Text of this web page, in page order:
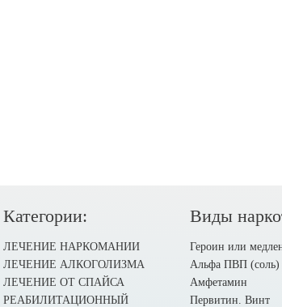
Категории:
ЛЕЧЕНИЕ НАРКОМАНИИ
ЛЕЧЕНИЕ АЛКОГОЛИЗМА
ЛЕЧЕНИЕ ОТ СПАЙСА
РЕАБИЛИТАЦИОННЫЙ
Виды
Героин или
Альфа ПВП (соль)
Амфетамин
Первитин. Винт